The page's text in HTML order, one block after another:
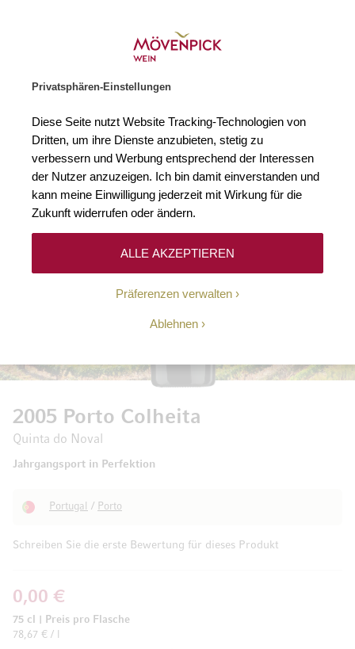
Privatsphären-Einstellungen
Diese Seite nutzt Website Tracking-Technologien von
Dritten, um ihre Dienste anzubieten, stetig zu
verbessern und Werbung entsprechend der Interessen
der Nutzer anzuzeigen. Ich bin damit einverstanden und
kann meine Einwilligung jederzeit mit Wirkung für die
Zukunft widerrufen oder ändern.
Präferenzen verwalten
Ablehnen
ALLE AKZEPTIEREN
Schreiben Sie die erste Bewertung für dieses Produkt
2005 Porto Colheita
Quinta do Noval
Jahrgangsport in Perfektion
Portugal / Porto
0,00 €
75 cl
Preis pro Flasche
78,67 € / l
Zum Ende der Bildgalerie springen
Zum Anfang der